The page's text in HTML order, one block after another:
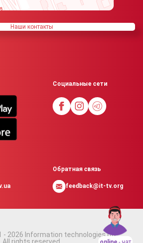
Наши контакты
Социальные сети
Обратная связь
feedback@it-tv.org
- 2026 Information technologies ltd.
All rights reserved.